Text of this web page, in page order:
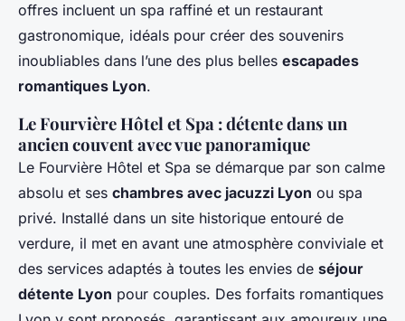
offres incluent un spa raffiné et un restaurant
gastronomique, idéals pour créer des souvenirs
inoubliables dans l’une des plus belles escapades
romantiques Lyon.
Le Fourvière Hôtel et Spa : détente dans un
ancien couvent avec vue panoramique
Le Fourvière Hôtel et Spa se démarque par son calme
absolu et ses chambres avec jacuzzi Lyon ou spa
privé. Installé dans un site historique entouré de
verdure, il met en avant une atmosphère conviviale et
des services adaptés à toutes les envies de séjour
détente Lyon pour couples. Des forfaits romantiques